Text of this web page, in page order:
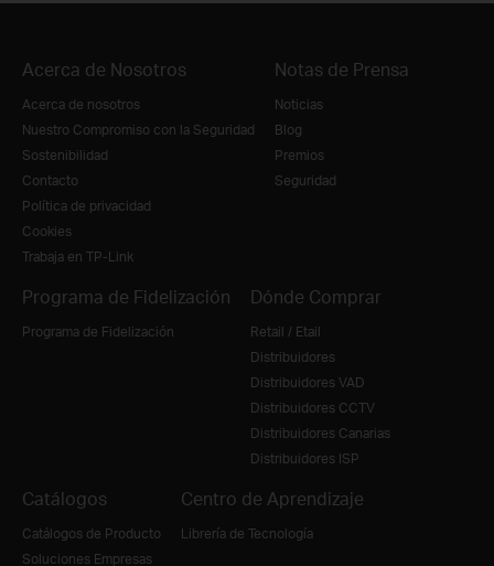
Acerca de Nosotros
Acerca de nosotros
Nuestro Compromiso con la Seguridad
Sostenibilidad
Contacto
Política de privacidad
Cookies
Trabaja en TP-Link
Notas de Prensa
Noticias
Blog
Premios
Seguridad
Programa de Fidelización
Programa de Fidelización
Dónde Comprar
Retail / Etail
Distribuidores
Distribuidores VAD
Distribuidores CCTV
Distribuidores Canarias
Distribuidores ISP
Catálogos
Catálogos de Producto
Soluciones Empresas
Centro de Aprendizaje
Librería de Tecnología